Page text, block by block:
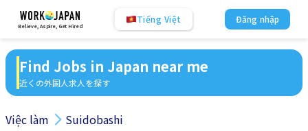
Believe, Aspire, Get Hired
Tiếng Việt Đăng nhập
Find Jobs in Japan near me
近くの外国人求人を探す
Việc làm Suidobashi